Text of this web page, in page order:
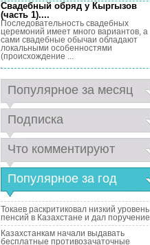
Свадебный обряд у Кыргызов
(часть 1)....
Последовательность свадебных
церемоний имеет много вариантов, а
сами свадебные обычаи обладают
локальными особенностями
(происхождение ...
Популярное за месяц
Подписка
Что комментируют
Популярное за год
Токаев раскритиковал низкий уровень
пенсий в Казахстане и дал поручение
Казахстанкам начали выдавать
бесплатные противозачаточные